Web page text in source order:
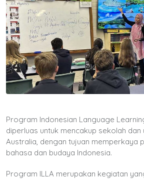
Program Indonesian Language
diperluas untuk mencakup sekolah dan
Australia, dengan tujuan memperkaya
bahasa dan budaya Indonesia.
Program ILLA merupakan kegiatan